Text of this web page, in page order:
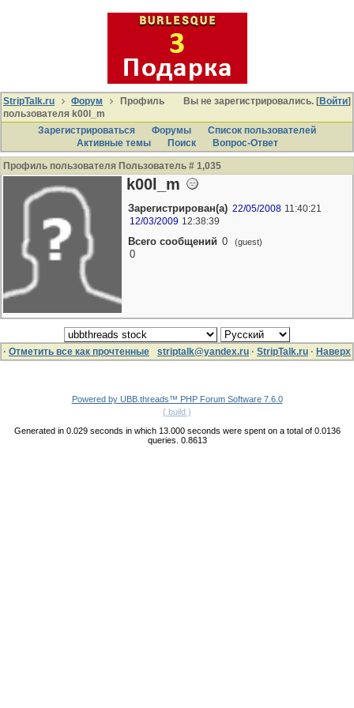
Вы не зарегистрировались. [Войти]
StripTalk.ru Форум
Профиль
пользователя k00l_m
Зарегистрироваться
Форумы
Список пользователей
Активные темы
Поиcк Вопрос-Ответ
Профиль пользователя Пользователь # 1,035
k00l_m
Зарегистрирован(а) 22/05/2008 11:40:21
12/03/2009 12:38:39
Всего сообщений 0 (guest)
0
· Отметить все как прочтенные striptalk@yandex.ru · StripTalk.ru · Наверх
Powered by UBB.threads™ PHP Forum Software 7.6.0
( build )
Generated in 0.029 seconds in which 13.000 seconds were spent on a total of 0.0136
queries. 0.8613